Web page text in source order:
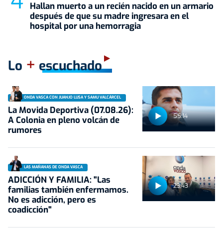
Hallan muerto a un recién nacido en un armario
después de que su madre ingresara en el
hospital por una hemorragia
Lo + escuchado
55:14
ONDA VASCA CON JUANJO LUSA Y SAMU VALCÁRCEL
La Movida Deportiva (07.08.26):
A Colonia en pleno volcán de
rumores
23:43
LAS MAÑANAS DE ONDA VASCA
ADICCIÓN Y FAMILIA: "Las
familias también enfermamos.
No es adicción, pero es
coadicción"